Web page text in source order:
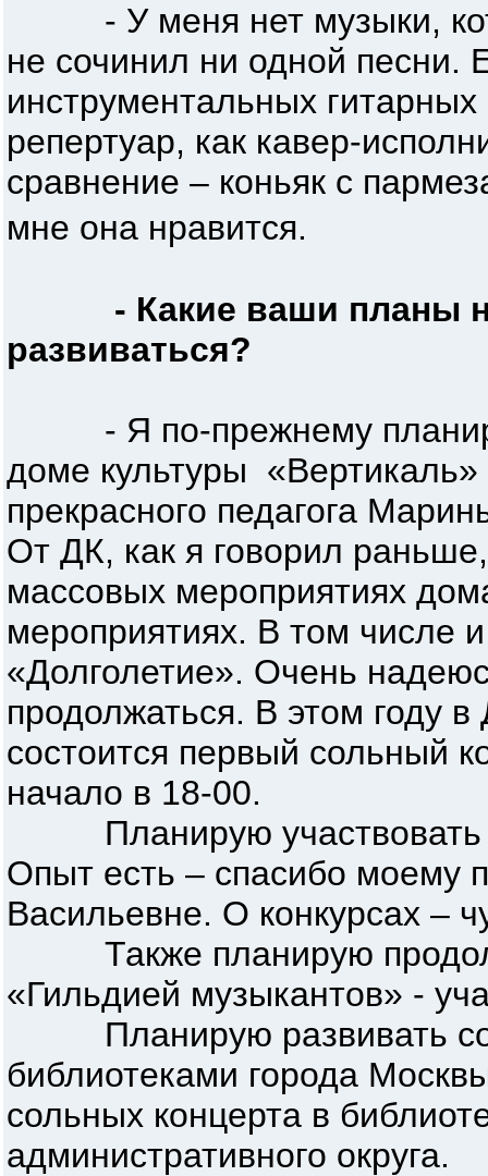
- У меня нет музыки,
не сочинил ни одной песни.
инструментальных
репертуар, как кавер-
сравнение – коньяк с
мне она нравится.
- Какие ваши планы
развиваться?
- Я по-прежнему
доме культуры «Вертикаль»
прекрасного педагога
От ДК, как я говорил
массовых мероприятиях
мероприятиях. В том числе
«Долголетие». Очень
продолжаться. В этом году
состоится первый сольный
начало в 18-00.
Планирую участвовать в
Опыт есть – спасибо моему
Васильевне. О конкурсах –
Также планирую
«Гильдией музыкантов» -
Планирую развивать
библиотеками города
сольных концерта в
административного округа.